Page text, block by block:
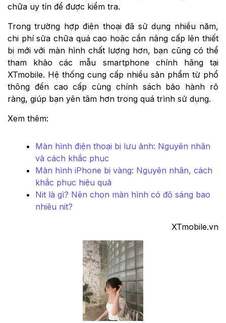
chữa uy tín để được kiểm tra.
Trong trường hợp điện thoại đã sử dụng nhiều năm,
chi phí sửa chữa quá cao hoặc cần nâng cấp lên thiết
bị mới với màn hình chất lượng hơn, bạn cũng có thể
tham khảo các mẫu smartphone chính hãng tại
XTmobile. Hệ thống cung cấp nhiều sản phẩm từ phổ
thông đến cao cấp cùng chính sách bảo hành rõ
ràng, giúp bạn yên tâm hơn trong quá trình sử dụng.
Xem thêm:
Màn hình điện thoại bị lưu ảnh: Nguyên nhân
và cách khắc phục
Màn hình iPhone bị vàng: Nguyên nhân, cách
khắc phục hiệu quả
Nit là gì? Nên chọn màn hình có độ sáng bao
nhiêu nit?
XTmobile.vn